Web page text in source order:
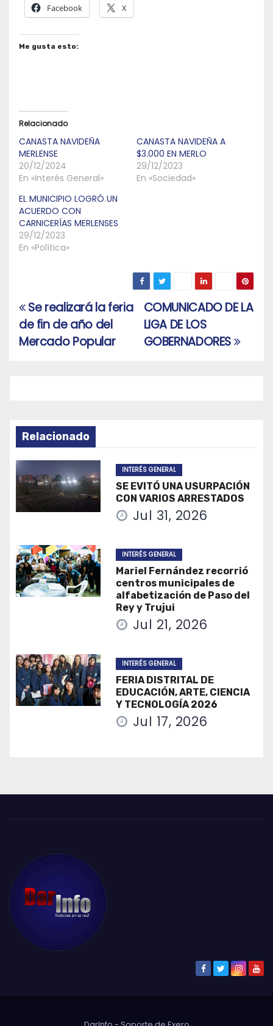
Facebook X
Me gusta esto:
Relacionado
CANASTA NAVIDEÑA
MERLENSE
20/12/2024
En «Interés General»
CANASTA NAVIDEÑA A
$3.000 EN MERLO
29/12/2023
En «Sociedad»
EL MUNICIPIO LOGRÓ UN
ACUERDO CON
CARNICERÍAS MERLENSES
29/12/2023
En «Política»
Navegación
de
COMUNICADO DE LA
LIGA DE LOS
GOBERNADORES
Se realizará la feria
de fin de año del
Mercado Popular
Relacionado
INTERÉS GENERAL
SE EVITÓ UNA USURPACIÓN
CON VARIOS ARRESTADOS
Jul 31, 2026
INTERÉS GENERAL
Mariel Fernández recorrió
centros municipales de
alfabetización de Paso del
Rey y Trujui
Jul 21, 2026
INTERÉS GENERAL
FERIA DISTRITAL DE
EDUCACIÓN, ARTE, CIENCIA
Y TECNOLOGÍA 2026
Jul 17, 2026